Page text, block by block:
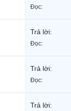
Đọc:
Trả lời:
Đọc:
Trả lời:
Đọc:
Trả lời: